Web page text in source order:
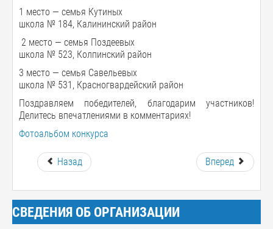
1 место — семья Кутиных
школа № 184, Калининский район
2 место — семья Поздеевых
школа № 523, Колпинский район
3 место — семья Савельевых
школа № 531, Красногвардейский район
Поздравляем победителей, благодарим участников!
Делитесь впечатлениями в комментариях!
Фотоальбом конкурса
Назад Вперед
СВЕДЕНИЯ ОБ ОРГАНИЗАЦИИ